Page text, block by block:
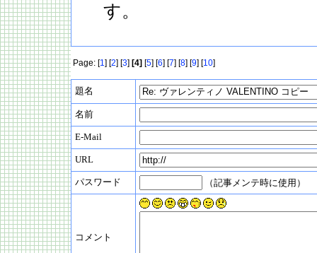
す。
Page: [1] [2] [3] [4] [5] [6] [7] [8] [9] [10]
題名
名前
E-Mail
URL
パスワード （記事メンテ時に使用）
コメント